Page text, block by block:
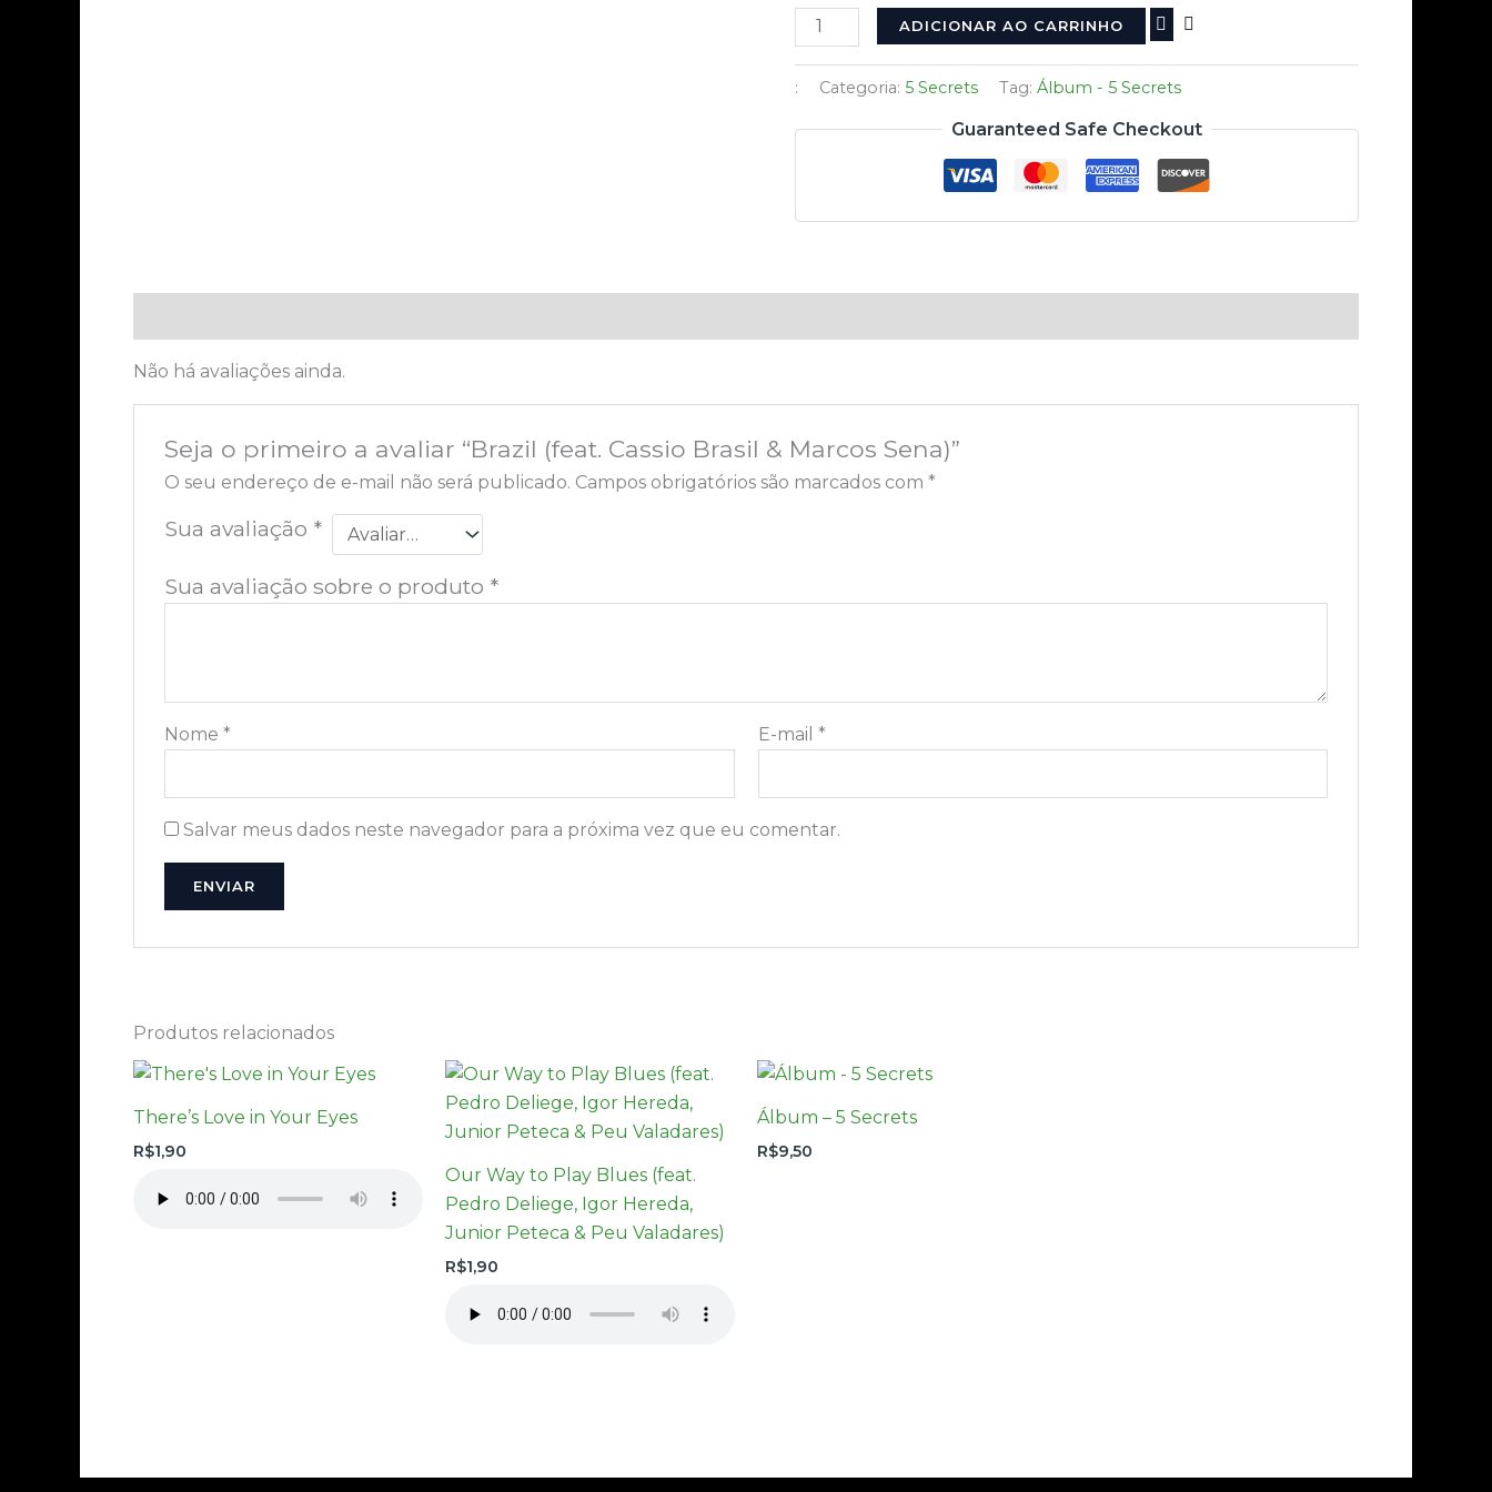
ADICIONAR AO CARRINHO
: Categoria:5 Secrets Tag:Álbum - 5 Secrets
Guaranteed Safe Checkout
Não há avaliações ainda.
Seja o primeiro a avaliar “Brazil (feat. Cassio Brasil & Marcos Sena)”
O seu endereço de e-mail não será publicado. Campos obrigatórios são marcados com *
Sua avaliação *
Sua avaliação sobre o produto *
Nome * E-mail *
Salvar meus dados neste navegador para a próxima vez que eu comentar.
Produtos relacionados
There’s Love in Your Eyes
R$1,90
Our Way to Play Blues (feat.
Pedro Deliege, Igor Hereda,
Junior Peteca & Peu Valadares)
R$1,90
Álbum – 5 Secrets
R$9,50